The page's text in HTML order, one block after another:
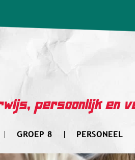
persoonlijk en
GROEP 8 PERSONEEL